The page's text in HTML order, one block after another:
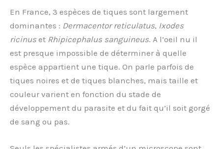
En France, 3 espèces de tiques sont largement
dominantes : Dermacentor reticulatus, Ixodes
ricinus et Rhipicephalus sanguineus. A l’oeil nu il
est presque impossible de déterminer à quelle
espèce appartient une tique. On parle parfois de
tiques noires et de tiques blanches, mais taille et
couleur varient en fonction du stade de
développement du parasite et du fait qu’il soit gorgé
de sang ou pas.